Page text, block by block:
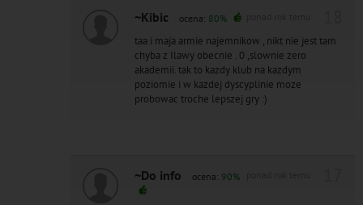
~Kibic ocena: 80%
taa i maja armie najemnikow , nikt nie jest tam
chyba z Ilawy obecnie . 0 ,slownie zero
akademii. tak to kazdy klub na kazdym
poziomie i w kazdej dyscyplinie moze
probowac troche lepszej gry :)
~Do info ocena: 90%